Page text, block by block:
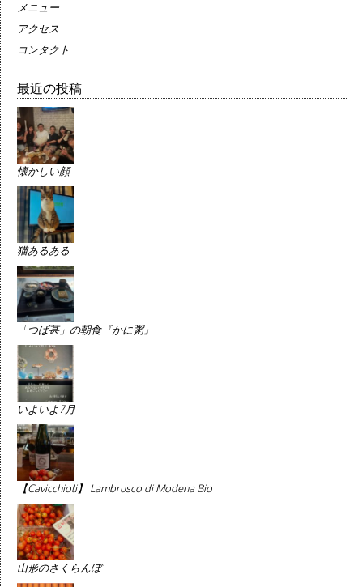
メニュー
アクセス
コンタクト
最近の投稿
懐かしい顔
猫あるある
「つば甚」の朝食『かに粥』
いよいよ7月
【Cavicchioli】 Lambrusco di Modena Bio
山形のさくらんぼ